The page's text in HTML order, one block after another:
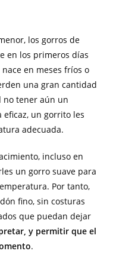
los gorros de
en los primeros días
en meses fríos o
una gran cantidad
no tener aún un
un gorrito les
adecuada.
incluso en
un gorro suave para
Por tanto,
fino, sin costuras
que puedan dejar
y permitir que el
.